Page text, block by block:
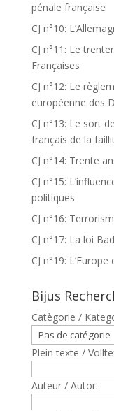
pénale française
CJ n°10:
CJ n°11: Le
Françaises
CJ n°12: Le
européenne des
CJ n°13: Le sort
français de la
CJ n°14: Trente
CJ n°15:
politiques
CJ n°16:
CJ n°17: La loi
CJ n°19:
Bijus
Catègorie /
Plein texte /
Auteur / Autor: